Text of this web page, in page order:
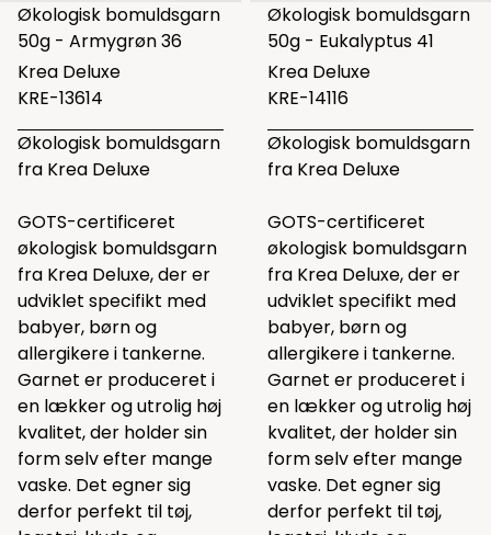
Økologisk bomuldsgarn
50g - Armygrøn 36
Krea Deluxe
KRE-13614
Økologisk bomuldsgarn
fra Krea Deluxe
GOTS-certificeret
økologisk bomuldsgarn
fra Krea Deluxe, der er
udviklet specifikt med
babyer, børn og
allergikere i tankerne.
Garnet er produceret i
en lækker og utrolig høj
kvalitet, der holder sin
form selv efter mange
vaske. Det egner sig
derfor perfekt til tøj,
Økologisk bomuldsgarn
50g - Eukalyptus 41
Krea Deluxe
KRE-14116
Økologisk bomuldsgarn
fra Krea Deluxe
GOTS-certificeret
økologisk bomuldsgarn
fra Krea Deluxe, der er
udviklet specifikt med
babyer, børn og
allergikere i tankerne.
Garnet er produceret i
en lækker og utrolig høj
kvalitet, der holder sin
form selv efter mange
vaske. Det egner sig
derfor perfekt til tøj,